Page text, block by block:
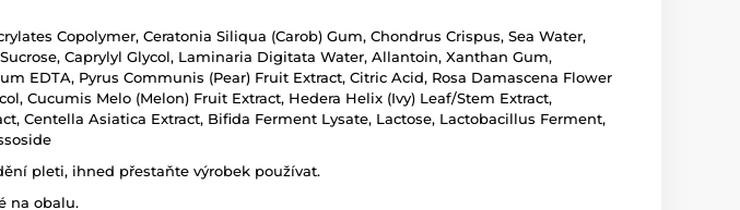
Copolymer, Ceratonia Siliqua (Carob) Gum, Chondrus Crispus, Sea Water,
Caprylyl Glycol, Laminaria Digitata Water, Allantoin, Xanthan Gum,
EDTA, Pyrus Communis (Pear) Fruit Extract, Citric Acid, Rosa Damascena Flower
Cucumis Melo (Melon) Fruit Extract, Hedera Helix (Ivy) Leaf/Stem Extract,
Centella Asiatica Extract, Bifida Ferment Lysate, Lactose, Lactobacillus Ferment,
pleti, ihned přestaňte výrobek používat.
na obalu.